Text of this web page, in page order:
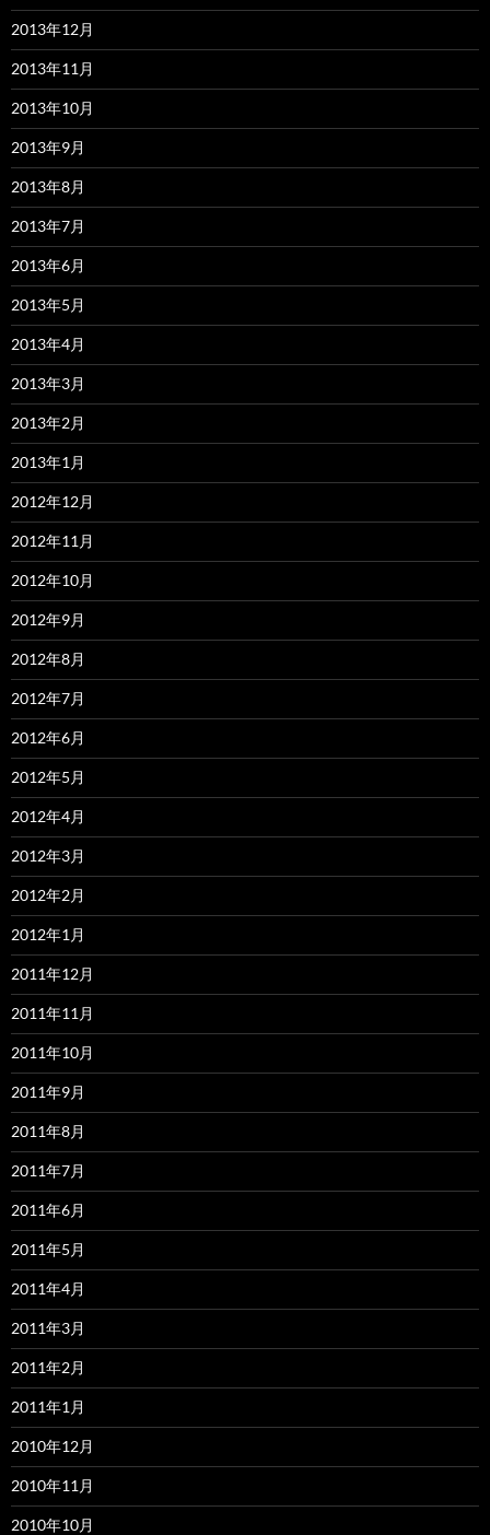
2013年12月
2013年11月
2013年10月
2013年9月
2013年8月
2013年7月
2013年6月
2013年5月
2013年4月
2013年3月
2013年2月
2013年1月
2012年12月
2012年11月
2012年10月
2012年9月
2012年8月
2012年7月
2012年6月
2012年5月
2012年4月
2012年3月
2012年2月
2012年1月
2011年12月
2011年11月
2011年10月
2011年9月
2011年8月
2011年7月
2011年6月
2011年5月
2011年4月
2011年3月
2011年2月
2011年1月
2010年12月
2010年11月
2010年10月